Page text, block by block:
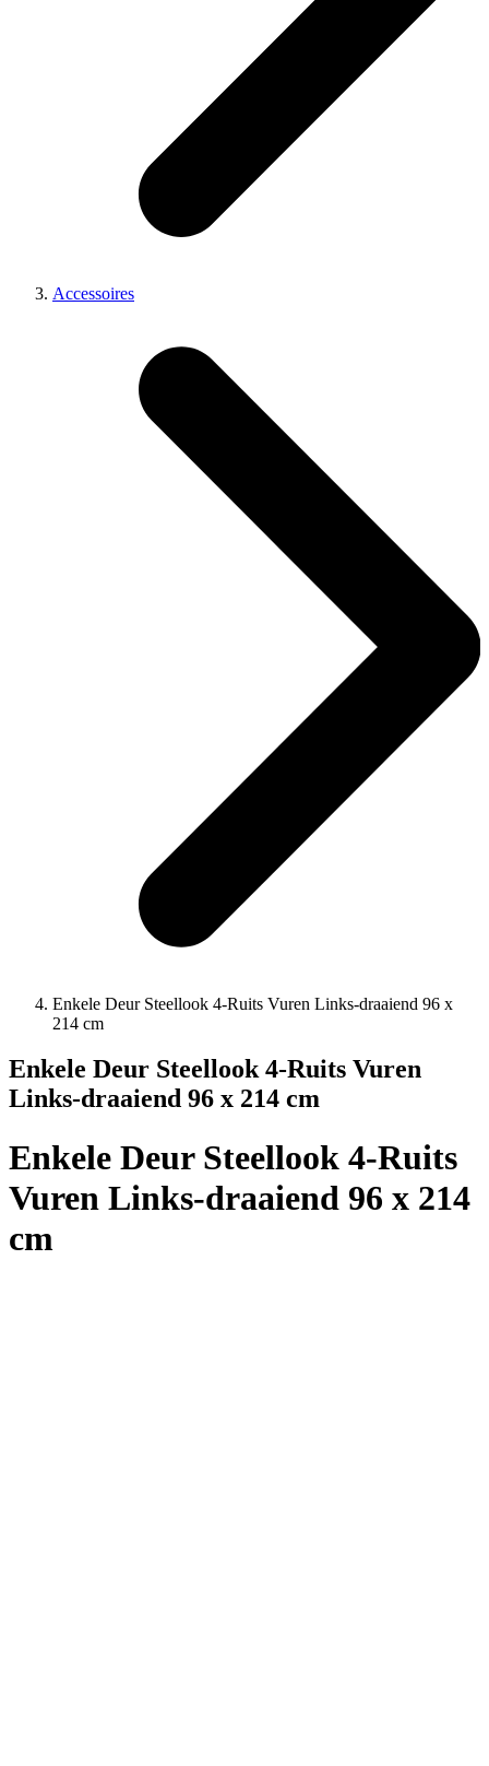
Accessoires
Enkele Deur Steellook 4-Ruits Vuren Links-draaiend 96 x
214 cm
Enkele Deur Steellook 4-Ruits Vuren
Links-draaiend 96 x 214 cm
Enkele Deur Steellook 4-Ruits
Vuren Links-draaiend 96 x 214
cm